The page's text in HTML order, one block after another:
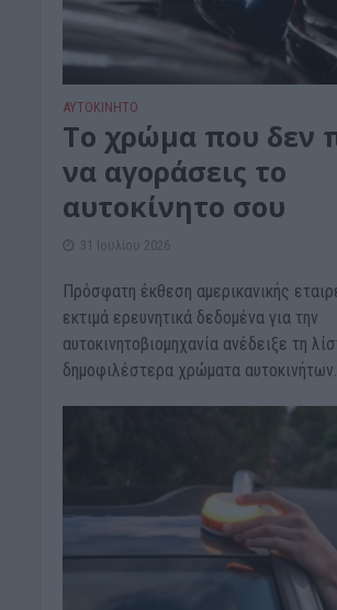
ΑΥΤΟΚΙΝΗΤΟ
Το χρώμα που δεν
να αγοράσεις το
αυτοκίνητο σου
31 Ιουλίου 2026
Πρόσφατη έκθεση αμερικανικής
εκτιμά ερευνητικά δεδομένα για την
αυτοκινητοβιομηχανία ανέδειξε τη
δημοφιλέστερα χρώματα